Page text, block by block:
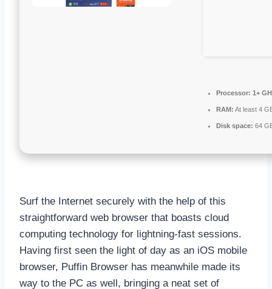
Processor: 1+
RAM: At least 4
Disk space: 64
Surf the Internet securely with the help of this
straightforward web browser that boasts cloud
computing technology for lightning-fast sessions.
Having first seen the light of day as an iOS mobile
browser, Puffin Browser has meanwhile made its
way to the PC as well, bringing a neat set of